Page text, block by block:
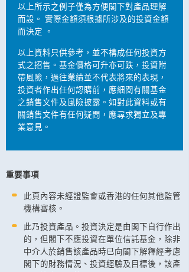
以上所示之例子僅為方便閣下對產品理解
而設。 實際金額須根據所涉及的投資金額
而決定 。
以上資料只供參考，並不構成任何投資方
式之招售。基金價格可升亦可跌，投資附
帶風險，過往業績並不代表將來的表現，
投資者作出任何認購前，應細閱有關基金
之銷售文件及風險披露。如對此資料或有
關銷售文件有任何疑問，應尋求獨立及專
業意見。
重要事項
此頁內容未經證監會或香港的任何其他監管
機構審核。
此乃投資產品。投資決定是由閣下自行作出
的，但閣下不應投資在單位信託基金，除非
中介人於銷售該產品時已向閣下解釋經考慮
閣下的財務情況、投資經驗及目標後，該產